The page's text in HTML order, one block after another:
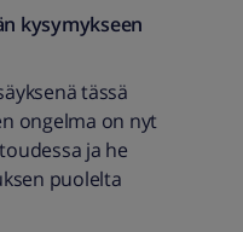
kysymykseen
tässä
ongelma on nyt
ja he
puolelta